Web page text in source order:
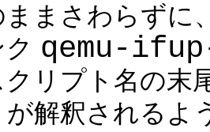
ままさわらずに
qemu-
クリプト名の末
が解釈されるよ